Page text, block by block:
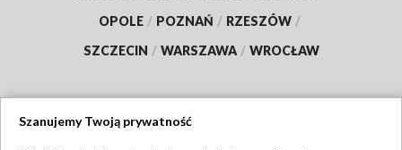
OPOLE / POZNAŃ / RZESZÓW /
SZCZECIN / WARSZAWA / WROCŁAW
Szanujemy Twoją prywatność